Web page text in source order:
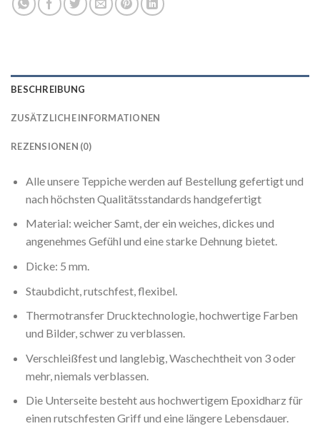
BESCHREIBUNG
ZUSÄTZLICHE INFORMATIONEN
REZENSIONEN (0)
Alle unsere Teppiche werden auf Bestellung gefertigt und
nach höchsten Qualitätsstandards handgefertigt
Material: weicher Samt, der ein weiches, dickes und
angenehmes Gefühl und eine starke Dehnung bietet.
Dicke: 5 mm.
Staubdicht, rutschfest, flexibel.
Thermotransfer Drucktechnologie, hochwertige Farben
und Bilder, schwer zu verblassen.
Verschleißfest und langlebig, Waschechtheit von 3 oder
mehr, niemals verblassen.
Die Unterseite besteht aus hochwertigem Epoxidharz für
einen rutschfesten Griff und eine längere Lebensdauer.